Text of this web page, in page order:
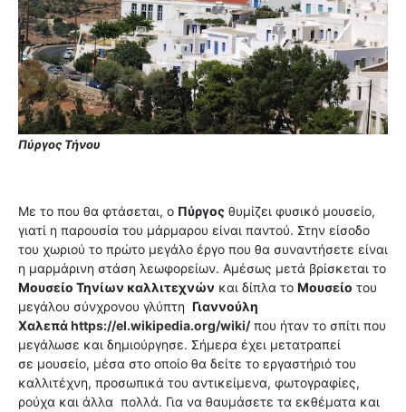
Πύργος Τήνου
Με το που θα φτάσεται, ο Πύργος θυμίζει φυσικό μουσείο,
γιατί η παρουσία του μάρμαρου είναι παντού. Στην είσοδο
του χωριού το πρώτο μεγάλο έργο που θα συναντήσετε είναι
η μαρμάρινη στάση λεωφορείων. Αμέσως μετά βρίσκεται το
Μουσείο Τηνίων καλλιτεχνών και δίπλα το Μουσείο του
μεγάλου σύνχρονου γλύπτη Γιαννούλη
Χαλεπάhttps://el.wikipedia.org/wiki/που ήταν το σπίτι που
μεγάλωσε και δημιούργησε. Σήμερα έχει μετατραπεί
σε μουσείο, μέσα στο οποίο θα δείτε το εργαστήριό του
καλλιτέχνη, προσωπικά του αντικείμενα, φωτογραφίες,
ρούχα και άλλα πολλά. Για να θαυμάσετε τα εκθέματα και